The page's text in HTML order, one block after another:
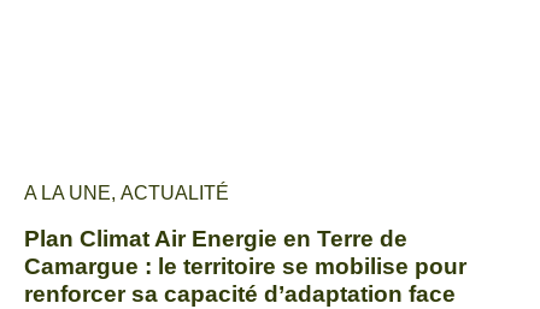
A LA UNE, ACTUALITÉ
Plan Climat Air Energie en Terre de
Camargue : le territoire se mobilise pour
renforcer sa capacité d’adaptation face